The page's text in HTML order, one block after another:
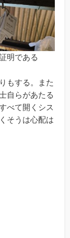
明である
もする。また
自らがあたる
べて開くシス
そうは心配は